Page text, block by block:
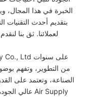
الخبرة في هذا المجال،
بتقديم أحدث
لعملائنا. ثق بنا
من التطوير، وتفهم
الصناعة، وتعتمد على